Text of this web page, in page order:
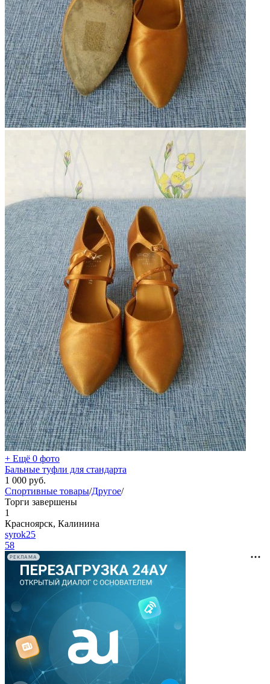
+ Ещё 0 фото
Бальные туфли для стандарта
1 000 руб.
Спортивные товары/Другое/
Торги завершены
1
Красноярск, Калинина
syrok25
58
РЕКЛАМА